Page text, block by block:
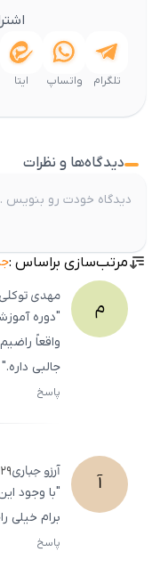
تلگرام واتساپ ایتا
دیدگاه‌ها و نظرات
مرتب‌سازی براساس :
م مهدیتوکلی
"دوره
واقعاً
جالبی داره."
پاسخ
آ آرزوجباری۲۹ مهر ۱۴۰۳
"با وجود
برام خیلی
پاسخ